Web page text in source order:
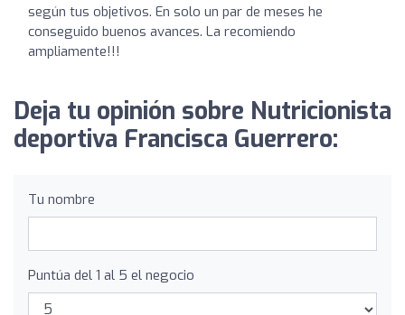
según tus objetivos. En solo un par de meses he
conseguido buenos avances. La recomiendo
ampliamente!!!
Deja tu opinión sobre Nutricionista
deportiva Francisca Guerrero:
Tu nombre
Puntúa del 1 al 5 el negocio